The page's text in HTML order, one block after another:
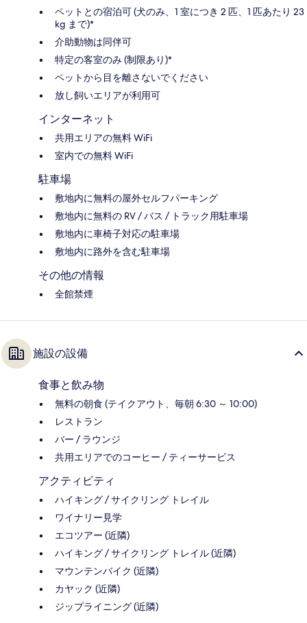
ペットとの宿泊可 (犬のみ、1 室につき 2 匹、1 匹あたり 23
kg まで)*
介助動物は同伴可
特定の客室のみ (制限あり)*
ペットから目を離さないでください
放し飼いエリアが利用可
インターネット
共用エリアの無料 WiFi
室内での無料 WiFi
駐車場
敷地内に無料の屋外セルフパーキング
敷地内に無料の RV / バス / トラック用駐車場
敷地内に車椅子対応の駐車場
敷地内に路外を含む駐車場
その他の情報
全館禁煙
施設の設備
食事と飲み物
無料の朝食 (テイクアウト、毎朝 6:30 ～ 10:00)
レストラン
バー / ラウンジ
共用エリアでのコーヒー / ティーサービス
アクティビティ
ハイキング / サイクリング トレイル
ワイナリー見学
エコツアー (近隣)
ハイキング / サイクリング トレイル (近隣)
マウンテンバイク (近隣)
カヤック (近隣)
ジップライニング (近隣)